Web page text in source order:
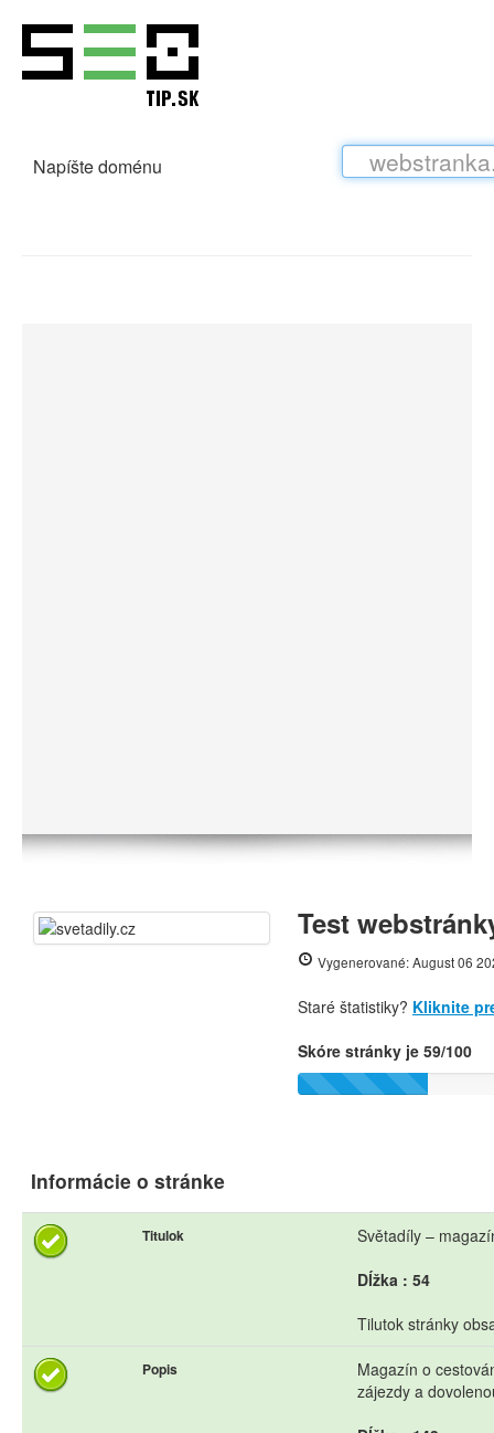
Napíšte doménu
Test
Vygenerované: August 06
Staré štatistiky? Kliknite
Skóre stránky je 59/100
Informácie o stránke
Titulok
Světadíly –
Dĺžka : 54
Tilutok stránky
Popis
Magazín o
zájezdy a